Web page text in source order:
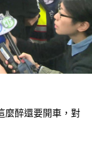
麼醉還要開車，對